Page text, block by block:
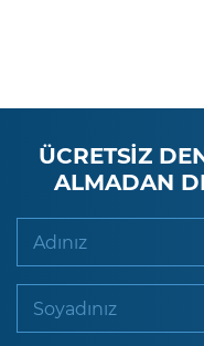
ÜCRETSİZ
ALMADAN
Adınız
Soyadınız